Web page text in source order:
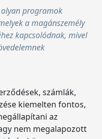
programok
a magánszemély
kapcsolódnak, mivel
számlák,
kiemelten fontos,
az
nem megalapozott